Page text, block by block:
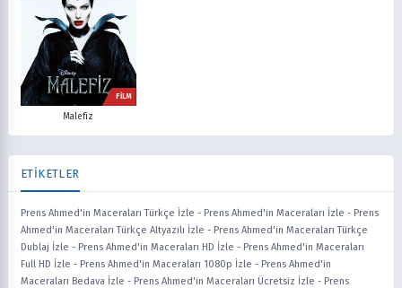
FİLM
Malefiz
ETİKETLER
Prens Ahmed'in Maceraları Türkçe İzle - Prens Ahmed'in Maceraları İzle - Prens
Ahmed'in Maceraları Türkçe Altyazılı İzle - Prens Ahmed'in Maceraları Türkçe
Dublaj İzle - Prens Ahmed'in Maceraları HD İzle - Prens Ahmed'in Maceraları
Full HD İzle - Prens Ahmed'in Maceraları 1080p İzle - Prens Ahmed'in
Maceraları Bedava İzle - Prens Ahmed'in Maceraları Ücretsiz İzle - Prens